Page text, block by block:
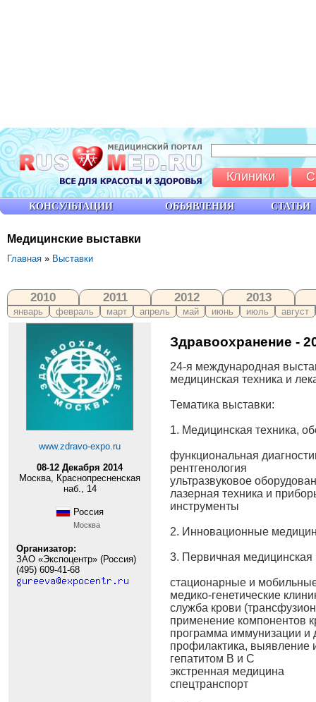
Медицинские выставки
Главная » Выставки
2010 2011 2012 2013
январь февраль март апрель май июнь июль август
www.zdravo-expo.ru
08-12 Декабря 2014
Москва, Краснопресненская
наб., 14
Россия
Москва
Организатор:
ЗАО «Экспоцентр» (Россия)
(495) 609-41-68
Здравоохранение -
24-я международная
медицинская техника и
Тематика выставки:
1. Медицинская техника,
функциональная
рентгенология
ультразвуковое
лазерная техника и
инструменты
2. Инновационные
3. Первичная
стационарные и
медико-генетические
служба крови
применение компонентов
программа иммунизации и
профилактика,
гепатитом В и С
экстренная медицина
спецтранспорт
КОНСУЛЬТАЦИИ ОБЪЯВЛЕНИЯ СТАТЬИ
Клиники